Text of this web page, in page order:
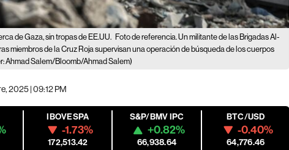
de Gaza, sin tropas de EE.UU. Foto de referencia. Un militante de las Brigadas Al-
miembros de la Cruz Roja supervisan una operación de búsqueda de los cuerpos
Ahmad Salem/Bloomb/Ahmad Salem)
2025 | 09:12 PM
IBOVESPA
-1.73%
172,513.42
S&P/BMV IPC
+0.82%
66,938.64
BTC/USD
-0.40%
64,776.46